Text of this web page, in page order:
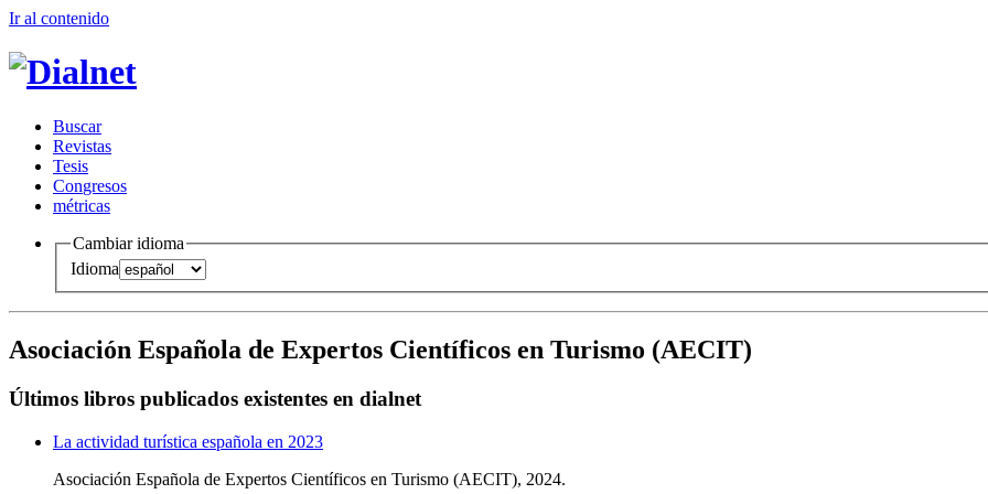
Ir al contenido
Buscar
Revistas
Tesis
Congresos
métricas
Cambiar idioma
Idioma
Asociación Española de Expertos Científicos en Turismo (AECIT)
Últimos libros publicados existentes en dialnet
La actividad turística española en 2023
Asociación Española de Expertos Científicos en Turismo (AECIT), 2024.